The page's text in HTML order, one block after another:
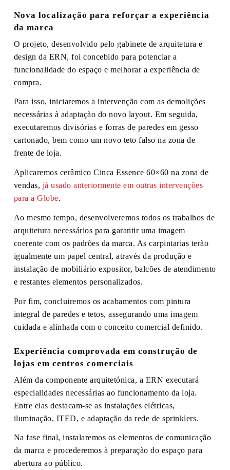
Nova localização para reforçar a experiência
da marca
O projeto, desenvolvido pelo gabinete de arquitetura e
design da ERN, foi concebido para potenciar a
funcionalidade do espaço e melhorar a experiência de
compra.
Para isso, iniciaremos a intervenção com as demolições
necessárias à adaptação do novo layout. Em seguida,
executaremos divisórias e forras de paredes em gesso
cartonado, bem como um novo teto falso na zona de
frente de loja.
Aplicaremos cerâmico Cinca Essence 60×60 na zona de
vendas, já usado anteriormente em outras intervenções
para a Globe.
Ao mesmo tempo, desenvolveremos todos os trabalhos de
arquitetura necessários para garantir uma imagem
coerente com os padrões da marca. As carpintarias terão
igualmente um papel central, através da produção e
instalação de mobiliário expositor, balcões de atendimento
e restantes elementos personalizados.
Por fim, concluiremos os acabamentos com pintura
integral de paredes e tetos, assegurando uma imagem
cuidada e alinhada com o conceito comercial definido.
Experiência comprovada em construção de
lojas em centros comerciais
Além da componente arquitetónica, a ERN executará
especialidades necessárias ao funcionamento da loja.
Entre elas destacam-se as instalações elétricas,
iluminação, ITED, e adaptação da rede de sprinklers.
Na fase final, instalaremos os elementos de comunicação
da marca e procederemos à preparação do espaço para
abertura ao público.